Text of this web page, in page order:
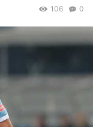
0
106